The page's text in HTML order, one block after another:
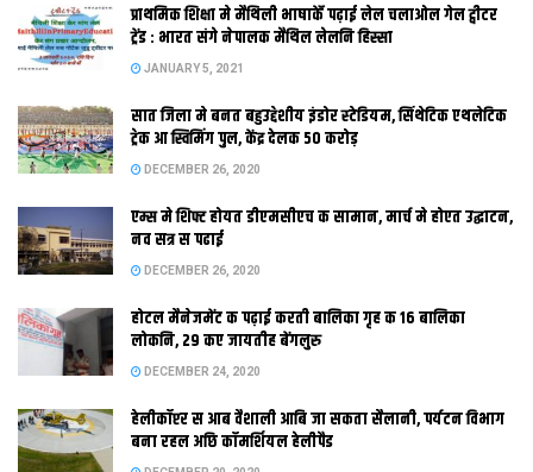
लोकनि, 29 कए जायतीह बेंगलुरु
रामबाबू सिंह
पटना । डेहरी ऑन सोन औद्योगिक क्षेत्र मे लुधियाना केर बीसटा बड़का-
बड़का निर्यातक अपन इकाई लगेबाक लेल तैयार अछि । औद्योगिक क्षेत्रक
जमीनक देखरेख लेल बिहार सरकार आ निर्यातक प्रतिनिधि सँग रविदिन
भेंटगांट भेल भेल आओर स्वर्णिम चतुर्भुज ( दिल्ली-कलकत्ता हाइवे) लग बसल
पहिनेसँ आरो इकाई काज क रहल अछि। ओतय भविष्यमे हवाई अड्डा सेहो
शुरू होयबाक आसार अछि।
प्रथमतः पटनामे उद्योग विभाग क प्रधान सचिव डॉ एस सिद्धार्थ सँ गप्प कए
स्पष्ट कएलाह जे बिहार सरकारक उद्योग नीति व्यापारक अनुकूल अछि।
प्राथमिक शि‍क्षा मे मैथि‍ली भाषाकेँ पढ़ाई लेल चलाओल गेल ट्वीटर
ट्रेंड : भारत संगे नेपालक मैथिल लेलनि हिस्सा
JANUARY 5, 2021
सात जिला मे बनत बहुउद्देशीय इंडोर स्‍टेडि‍यम, सिंथेटिक एथलेटिक
ट्रेक आ स्विमिंग पुल, केंद्र देलक 50 करोड़
DECEMBER 26, 2020
एम्स मे शिफ्ट होयत डीएमसीएच क सामान, मार्च मे होएत उद्घाटन,
नव सत्र स पढाई
DECEMBER 26, 2020
होटल मैनेजमेंट क पढ़ाई करती बालिका गृह क 16 बालिका
लोकनि, 29 कए जायतीह बेंगलुरु
DECEMBER 24, 2020
हेलीकॉप्टर स आब वैशाली आबि जा सकता सैलानी, पर्यटन विभाग
बना रहल अछि कॉमर्शियल हेलीपैड